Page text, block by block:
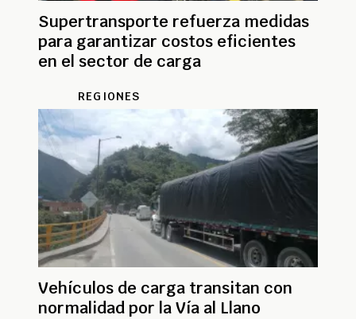
Supertransporte refuerza medidas
para garantizar costos eficientes
en el sector de carga
REGIONES
Vehículos de carga transitan con
normalidad por la Vía al Llano